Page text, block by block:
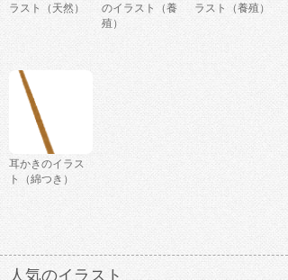
ラスト（天然）
のイラスト（養
殖）
ラスト（養殖）
耳かきのイラス
ト（綿つき）
人気のイラスト